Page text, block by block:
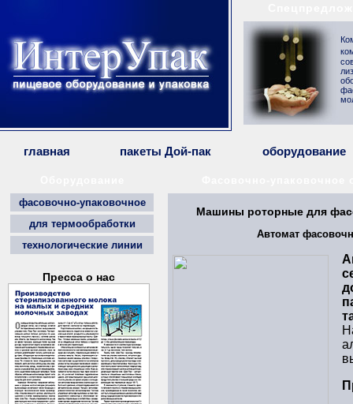
главная пакеты Дой-пак оборудование
фасовочно-упаковочное
для термообработки
технологические линии
Пресса о нас
Машины роторные для
Автомат